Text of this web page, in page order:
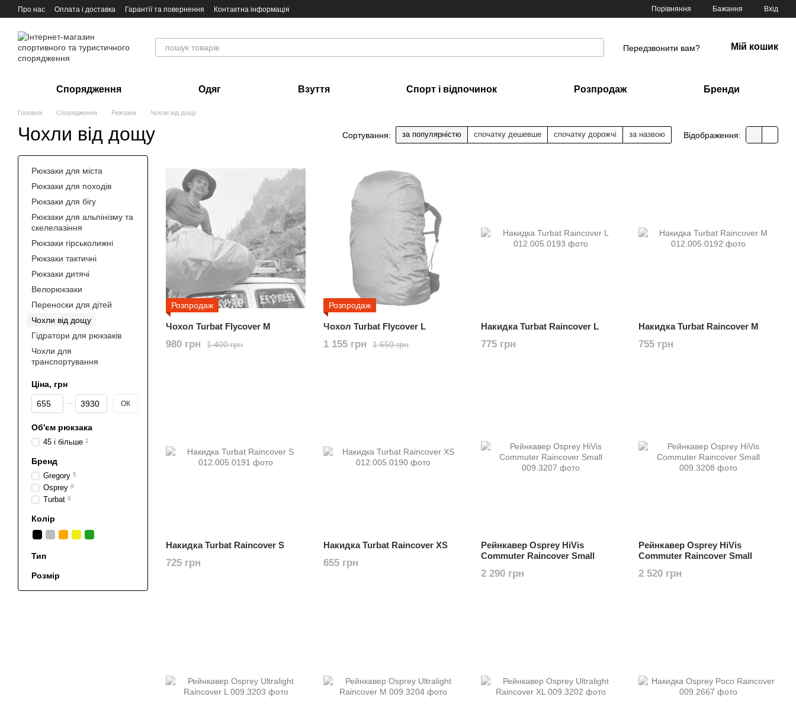
Перейти до основного контенту
Про нас Оплата і доставка Гарантії та повернення Контактна інформація Порівняння Бажання Вхід
Передзвонити вам? Мій кошик
Спорядження Одяг Взуття Спорт і відпочинок Розпродаж Бренди
Головна Спорядження Рюкзаки Чохли від дощу
Чохли від дощу Сортування: за популярністю спочатку дешевше спочатку дорожчі за назвою Відображення:
Розпродаж
Чохол Turbat Flycover M
1 400 грн
980 грн
Розпродаж
Чохол Turbat Flycover L
1 650 грн
1 155 грн
Накидка Turbat Raincover L
775 грн
Накидка Turbat Raincover M
755 грн
Накидка Turbat Raincover S
725 грн
Накидка Turbat Raincover XS
655 грн
Рейнкавер Osprey HiVis
Commuter Raincover Small
2 290 грн
Рейнкавер Osprey HiVis
Commuter Raincover Small
2 520 грн
Рюкзаки для міста
Рюкзаки для походів
Рюкзаки для бігу
Рюкзаки для альпінізму та
скелелазіння
Рюкзаки гірськолижні
Рюкзаки тактичні
Рюкзаки дитячі
Велорюкзаки
Переноски для дітей
Чохли від дощу
Гідратори для рюкзаків
Чохли для
транспортування
Ціна, грн
Від Ціна, грн
До Ціна, грн ОК
Об'єм рюкзака
45 і більше 2
Бренд
Gregory 5
Osprey 9
Turbat 6
Колір
Тип
Розмір